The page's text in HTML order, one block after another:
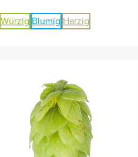
Würzig Blumig Harzig